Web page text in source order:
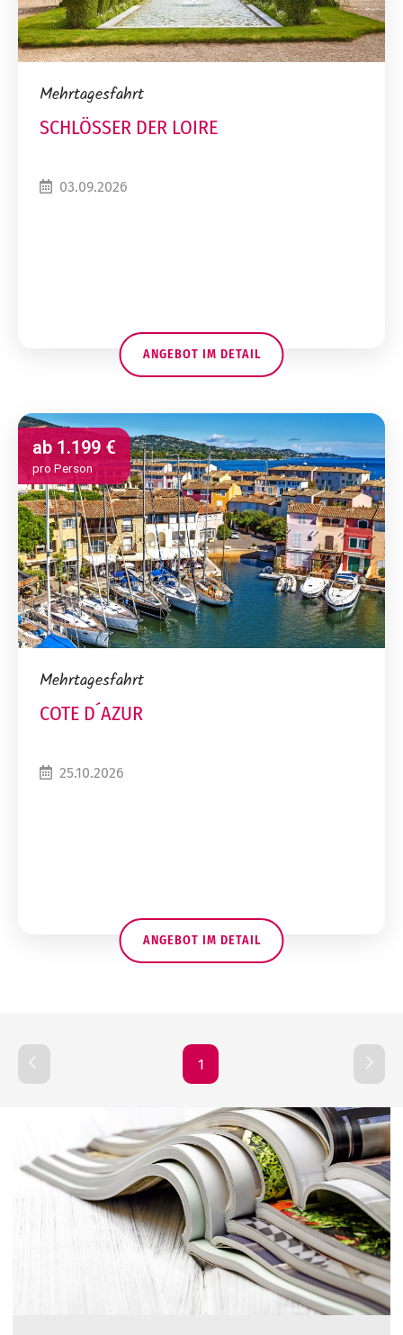
Mehrtagesfahrt
SCHLÖSSER DER LOIRE
03.09.2026
ANGEBOT IM DETAIL
ab 1.199 €
pro Person
Mehrtagesfahrt
COTE D´AZUR
25.10.2026
ANGEBOT IM DETAIL
1